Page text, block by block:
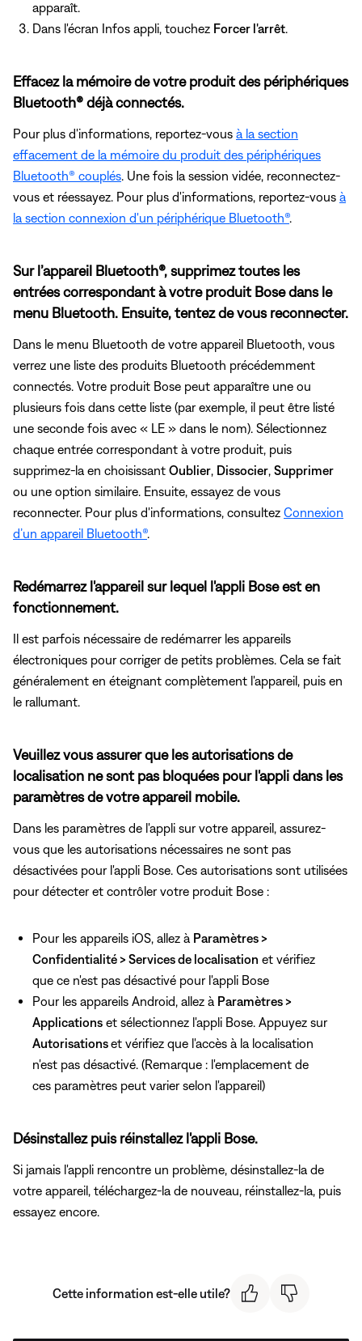
apparaît.
Dans l'écran Infos appli, touchez Forcer l'arrêt
Effacez la mémoire de votre produit des périphériques
Bluetooth® déjà connectés.
Pour plus d'informations, reportez-vous à la section
effacement de la mémoire du produit des périphériques
Bluetooth® couplés . Une fois la session vidée, reconnectez-
vous et réessayez. Pour plus d'informations, reportez-vous à
la section connexion d'un périphérique Bluetooth®.
Sur l’appareil Bluetooth®, supprimez toutes les
entrées correspondant à votre produit Bose dans le
menu Bluetooth. Ensuite, tentez de vous reconnecter.
Dans le menu Bluetooth de votre appareil Bluetooth, vous
verrez une liste des produits Bluetooth précédemment
connectés. Votre produit Bose peut apparaître une ou
plusieurs fois dans cette liste (par exemple, il peut être listé
une seconde fois avec « LE » dans le nom). Sélectionnez
chaque entrée correspondant à votre produit, puis
supprimez-la en choisissant Oublier Dissocier Supprimer
ou une option similaire. Ensuite, essayez de vous
reconnecter. Pour plus d'informations, consultez Connexion
d’un appareil Bluetooth®.
Redémarrez l'appareil sur lequel l'appli Bose est en
fonctionnement.
Il est parfois nécessaire de redémarrer les appareils
électroniques pour corriger de petits problèmes. Cela se fait
généralement en éteignant complètement l'appareil, puis en
le rallumant.
Veuillez vous assurer que les autorisations de
localisation ne sont pas bloquées pour l'appli dans les
paramètres de votre appareil mobile.
Dans les paramètres de l'appli sur votre appareil, assurez-
vous que les autorisations nécessaires ne sont pas
désactivées pour l'appli Bose. Ces autorisations sont utilisées
pour détecter et contrôler votre produit Bose :
Pour les appareils iOS, allez à Paramètres >
Confidentialité > Services de localisation et vérifiez
que ce n'est pas désactivé pour l'appli Bose
Pour les appareils Android, allez à Paramètres >
Applications et sélectionnez l'appli Bose. Appuyez sur
Autorisationset vérifiez que l'accès à la localisation
n'est pas désactivé. (Remarque : l'emplacement de
ces paramètres peut varier selon l'appareil)
Désinstallez puis réinstallez l'appli Bose.
Si jamais l'appli rencontre un problème, désinstallez-la de
votre appareil, téléchargez-la de nouveau, réinstallez-la, puis
essayez encore.
Cette information est-elle utile?